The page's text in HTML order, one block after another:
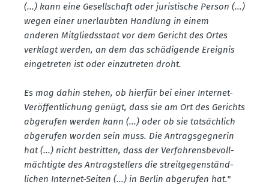
(...) kann eine Gesell­schaft oder juris­tische Person (...)
wegen einer unerlaubten Handlung in einem
anderen Mitglieds­staat vor dem Gericht des Ortes
verklagt werden, an dem das schädi­gende Ereignis
einge­treten ist oder einzu­treten droht.
Es mag dahin stehen, ob hierfür bei einer Internet-
Veröf­fent­li­chung genügt, dass sie am Ort des Gerichts
abgerufen werden kann (...) oder ob sie tatsächlich
abgerufen worden sein muss. Die Antrags­geg­nerin
hat (...) nicht bestritten, dass der Verfah­rens­be­voll­
mäch­tigte des Antrag­stellers die streit­ge­gen­ständ­
lichen Internet-Seiten (...) in Berlin abgerufen hat."